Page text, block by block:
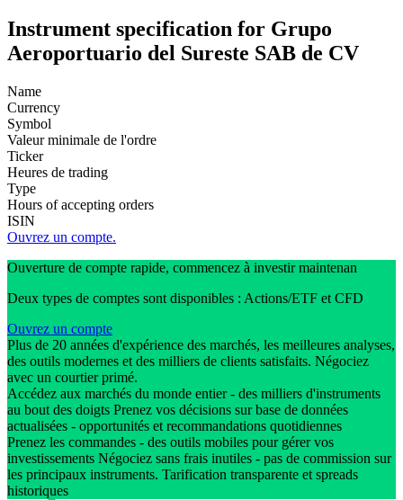
Instrument specification for Grupo
Aeroportuario del Sureste SAB de CV
Name
Currency
Symbol
Valeur minimale de l'ordre
Ticker
Heures de trading
Type
Hours of accepting orders
ISIN
Ouvrez un compte.
Ouverture de compte rapide, commencez à investir maintenan
Deux types de comptes sont disponibles : Actions/ETF et CFD
Ouvrez un compte
Plus de 20 années d'expérience des marchés, les meilleures analyses,
des outils modernes et des milliers de clients satisfaits. Négociez
avec un courtier primé.
Accédez aux marchés du monde entier - des milliers d'instruments
au bout des doigts Prenez vos décisions sur base de données
actualisées - opportunités et recommandations quotidiennes
Prenez les commandes - des outils mobiles pour gérer vos
investissements Négociez sans frais inutiles - pas de commission sur
les principaux instruments. Tarification transparente et spreads
historiques